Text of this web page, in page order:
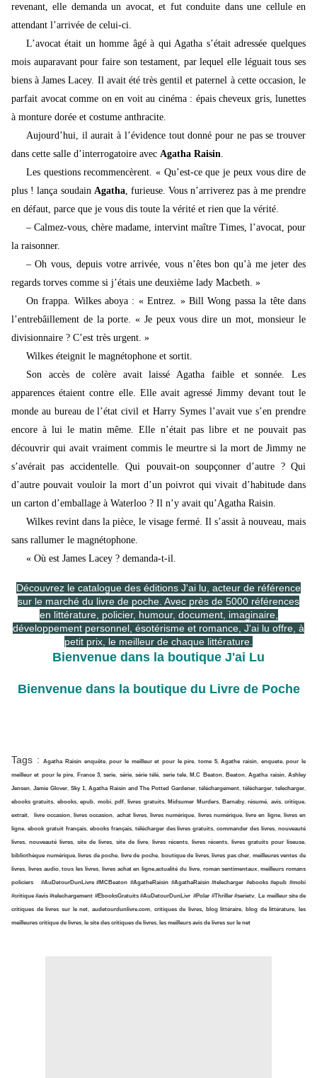
revenant, elle demanda un avocat, et fut conduite dans une cellule en
attendant l’arrivée de celui-ci.
L’avocat était un homme âgé à qui Agatha s’était adressée quelques
mois auparavant pour faire son testament, par lequel elle léguait tous ses
biens à James Lacey. Il avait été très gentil et paternel à cette occasion, le
parfait avocat comme on en voit au cinéma : épais cheveux gris, lunettes
à monture dorée et costume anthracite.
Aujourd’hui, il aurait à l’évidence tout donné pour ne pas se trouver
dans cette salle d’interrogatoire avec Agatha Raisin
Les questions recommencèrent. « Qu’est-ce que je peux vous dire de
plus ! lança soudain Agatha, furieuse. Vous n’arriverez pas à me prendre
en défaut, parce que je vous dis toute la vérité et rien que la vérité.
– Calmez-vous, chère madame, intervint maître Times, l’avocat, pour
la raisonner.
– Oh vous, depuis votre arrivée, vous n’êtes bon qu’à me jeter des
regards torves comme si j’étais une deuxième lady Macbeth. »
On frappa. Wilkes aboya : « Entrez. » Bill Wong passa la tête dans
l’entrebâillement de la porte. « Je peux vous dire un mot, monsieur le
divisionnaire ? C’est très urgent. »
Wilkes éteignit le magnétophone et sortit.
Son accès de colère avait laissé Agatha faible et sonnée. Les
apparences étaient contre elle. Elle avait agressé Jimmy devant tout le
monde au bureau de l’état civil et Harry Symes l’avait vue s’en prendre
encore à lui le matin même. Elle n’était pas libre et ne pouvait pas
découvrir qui avait vraiment commis le meurtre si la mort de Jimmy ne
s’avérait pas accidentelle. Qui pouvait-on soupçonner d’autre ? Qui
d’autre pouvait vouloir la mort d’un poivrot qui vivait d’habitude dans
un carton d’emballage à Waterloo ? Il n’y avait qu’Agatha Raisin.
Wilkes revint dans la pièce, le visage fermé. Il s’assit à nouveau, mais
sans rallumer le magnétophone.
« Où est James Lacey ? demanda-t-il.
Découvrez le catalogue des éditions J'ai lu, acteur de référence
sur le marché du livre de poche. Avec près de 5000 références
en littérature, policier, humour, document, imaginaire,
développement personnel, ésotérisme et romance, J'ai lu offre, à
petit prix, le meilleur de chaque littérature.
Bienvenue dans la boutique J'ai Lu
Bienvenue dans la boutique du Livre de Poche
Tags :Agatha Raisin enquête,pour le meilleur et pour le pire,tome 5,Agathe raisin, enquete,pour le
meilleur et pour le pire, France 3,serie, série,série télé, serie tele, M.C Beaton, Beaton,Agatha raisin,Ashley
Jensen, Jamie Glover, Sky 1,Agatha Raisin and The Potted Gardener,téléchargement,télécharger,telecharger,
ebooks gratuits, ebooks,epub, mobi, pdf, livres gratuits, Midsumer Murders, Barnaby,résumé, avis,critique,
extrait, livre occasion, livres occasion, achat livres, livres numérique, livres numérique,livre en ligne, livres en
ligne, ebook gratuit français, ebooks français,télécharger des livres gratuits, commander des livres,nouveauté
livres, nouveauté livres, site de livres, site de livre, livres récents, livres récents, livres gratuits pour liseuse,
bibliothèque numérique, livres de poche, livre de poche,boutique de livres, livres pas cher, meilleures ventes de
livres, livres audio,tous les livres, livres achat en ligne,actualité du livre, roman sentimentaux,meilleurs romans
policiers #AuDetourDunLivre #MCBeaton #AgatheRaisin #AgathaRaisin #telecharger #ebooks #epub #mobi
#critique #avis #telechargement #EbooksGratuits #AuDetourDunLivr #Polar #Thriller #serietv, Le meilleur site de
critiques de livres sur le net, audetourdunlivre.com, critiques de livres, blog littéraire, blog de littérature, les
meilleures critique de livres, le site des critiques de livres, les meilleurs avis de livres sur le net